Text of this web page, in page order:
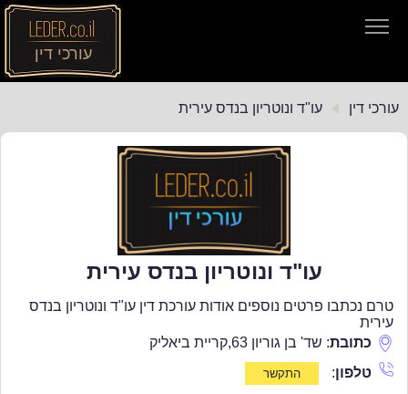
עורכי דין
עורכי דין
עורכי דין עו"ד ונוטריון בנדס עירית
עו"ד ונוטריון בנדס עירית
טרם נכתבו פרטים נוספים אודות עורכת דין עו"ד ונוטריון בנדס
עירית
כתובת: שד' בן גוריון 63 ,קריית ביאליק
טלפון: